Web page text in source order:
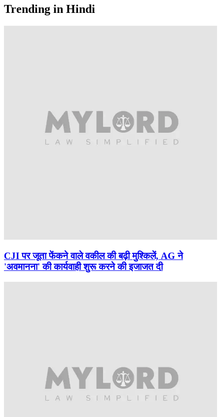
Trending in Hindi
CJI पर जूता फेंकने वाले वकील की बढ़ी मुश्किलें, AG ने
'अवमानना' की कार्यवाही शुरू करने की इजाजत दी